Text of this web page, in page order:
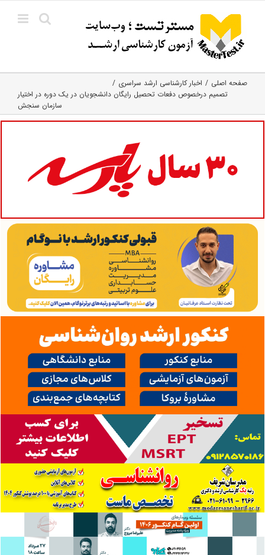
content
صفحه اصلی
اخبار کارشناسی ارشد سراسری
تصمیم درخصوص دفعات تحصیل رایگان دانشجویان در یک دوره در اختیار
سازمان سنجش